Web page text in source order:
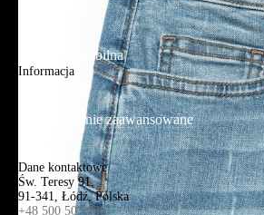
Aplikacja mobilna
Informacja
Wyszukiwanie zaawansowane
Dane kontaktowe
Św. Teresy 91,
91-341, Łódź, Polska
+48 500 503 636